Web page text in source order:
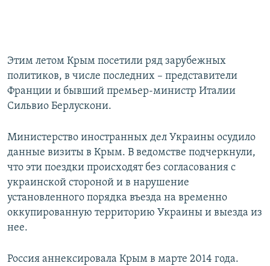
Этим летом Крым посетили ряд зарубежных
политиков, в числе последних – представители
Франции и бывший премьер-министр Италии
Сильвио Берлускони.
Министерство иностранных дел Украины осудило
данные визиты в Крым. В ведомстве подчеркнули,
что эти поездки происходят без согласования с
украинской стороной и в нарушение
установленного порядка въезда на временно
оккупированную территорию Украины и выезда из
нее.
Россия аннексировала Крым в марте 2014 года.